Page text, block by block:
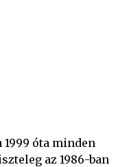
óta minden
az 1986-ban